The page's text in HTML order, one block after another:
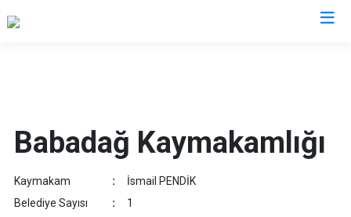
Pamukkale
Baklan
Çivril
Güney
Babadağ Kaymakamlığı
Kaymakam :
İsmail PENDİK
Belediye Sayısı
:
1